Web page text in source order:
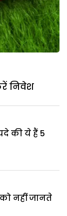
निवेश
की ये हैं 5
नहीं जानते